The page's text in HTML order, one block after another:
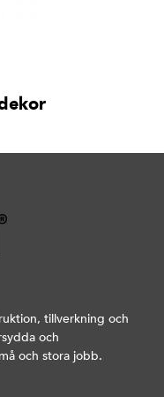
tillverkning och
och
och stora jobb.